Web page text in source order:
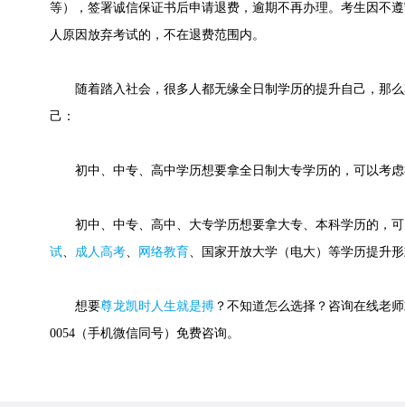
等），签署诚信保证书后申请退费，逾期不再办理。考生因不
人原因放弃考试的，不在退费范围内。
随着踏入社会，很多人都无缘全日制学历的提升自己，那么
己：
初中、中专、高中学历想要拿全日制大专学历的，可以考虑
初中、中专、高中、大专学历想要拿大专、本科学历的，可
试、 成人高考、 网络教育、国家开放大学（电大）等学历提升
想要尊龙凯时人生就是搏 ？不知道怎么选择？咨询在线老
0054（手机微信同号）免费咨询。